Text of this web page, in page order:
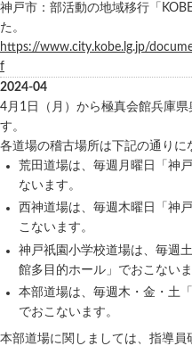
神戸市：部活動の地域移行「
た。
https://www.city.kobe.lg.jp/
f
2024-04
4月1日（月）から極真会館兵庫
す。
各道場の稽古場所は下記の通りに
荒田道場は、毎週月曜日「神
ないます。
西神道場は、毎週木曜日「神
こないます。
神戸祇園小学校道場は、毎週
館多目的ホール」でおこないま
本部道場は、毎週木・金・土
でおこないます。
本部道場に関しましては、指導員